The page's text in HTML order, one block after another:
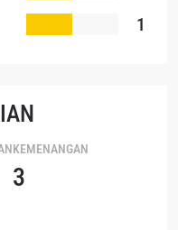
1
KEMENANGAN
3